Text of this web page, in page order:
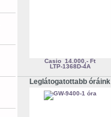
Casio 14.000,- Ft
LTP-1368D-4A
Leglátogatottabb óráink